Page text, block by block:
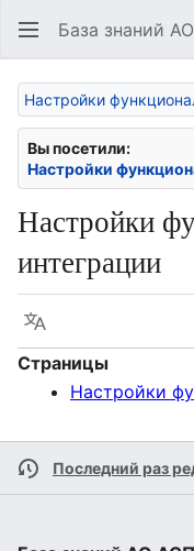
База знаний
Настройки
Вы посетили:
Настройки
Настройки
интеграции
Язык
Страницы
Настройки
Последний раз